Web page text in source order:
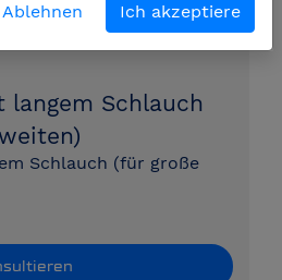
langem Schlauch
Schlauch (für große
Ablehnen Ich akzeptiere